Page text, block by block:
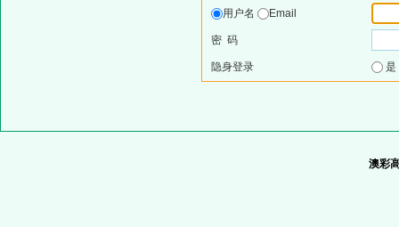
用户名
Email
密 码
隐身登录
澳彩